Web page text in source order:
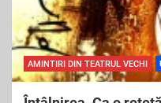
AMINTIRI DIN TEATRUL VECHI